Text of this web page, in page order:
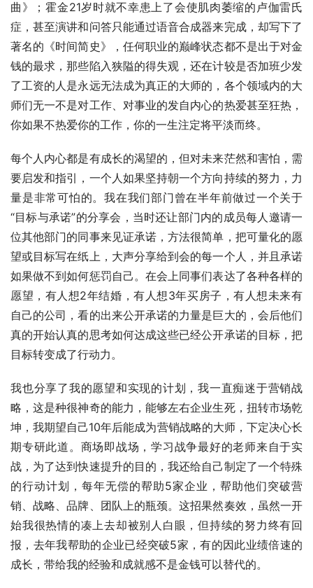
曲》；霍金21岁时就不幸患上了会使肌肉萎缩的卢伽雷氏
症，甚至演讲和问答只能通过语音合成器来完成，却写下了
著名的《时间简史》，任何职业的巅峰状态都不是出于对金
钱的最求，那些陷入狭隘的得失观，还在计较是否加班少发
了工资的人是永远无法成为真正的大师的，各个领域内的大
师们无一不是对工作、对事业的发自内心的热爱甚至狂热，
你如果不热爱你的工作，你的一生注定将平淡而终。
每个人内心都是有成长的渴望的，但对未来茫然和害怕，需
要启发和指引，一个人如果坚持朝一个方向持续的努力，力
量是非常可怕的。我在我们部门曾在半年前做过一个关于
“目标与承诺”的分享会，当时还让部门内的成员每人邀请一
位其他部门的同事来见证承诺，方法很简单，把可量化的愿
望或目标写在纸上，大声分享给到会的每一个人，并且承诺
如果做不到如何惩罚自己。在会上同事们表达了各种各样的
愿望，有人想2年结婚，有人想3年买房子，有人想未来有
自己的公司，看的出来公开承诺的力量是巨大的，会后他们
真的开始认真的思考如何达成这些已经公开承诺的目标，把
目标转变成了行动力。
我也分享了我的愿望和实现的计划，我一直痴迷于营销战
略，这是种很神奇的能力，能够左右企业生死，扭转市场乾
坤，我期望自己10年后能成为营销战略的大师，下定决心长
期专研此道。商场即战场，学习战争最好的老师来自于实
战，为了达到快速提升的目的，我还给自己制定了一个特殊
的行动计划，每年无偿的帮助5家企业，帮助他们突破营
销、战略、品牌、团队上的瓶颈。这招果然奏效，虽然一开
始我很热情的凑上去却被别人白眼，但持续的努力终有回
报，去年我帮助的企业已经突破5家，有的因此业绩倍速的
成长，带给我的经验和成就感不是金钱可以替代的。